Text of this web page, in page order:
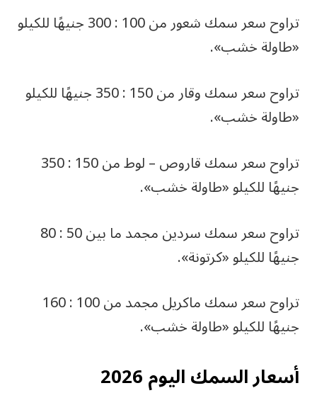
تراوح سعر سمك شعور من 100 : 300 جنيهًا للكيلو
«طاولة خشب».
تراوح سعر سمك وقار من 150 : 350 جنيهًا للكيلو
«طاولة خشب».
تراوح سعر سمك قاروص – لوط من 150 : 350
جنيهًا للكيلو «طاولة خشب».
تراوح سعر سمك سردين مجمد ما بين 50 : 80
جنيهًا للكيلو «كرتونة».
تراوح سعر سمك ماكريل مجمد من 100 : 160
جنيهًا للكيلو «طاولة خشب».
أسعار السمك اليوم 2026